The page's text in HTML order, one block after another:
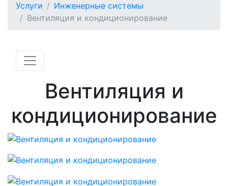
Услуги
Инженерные системы
Вентиляция и кондиционирование
Вентиляция и
кондиционирование